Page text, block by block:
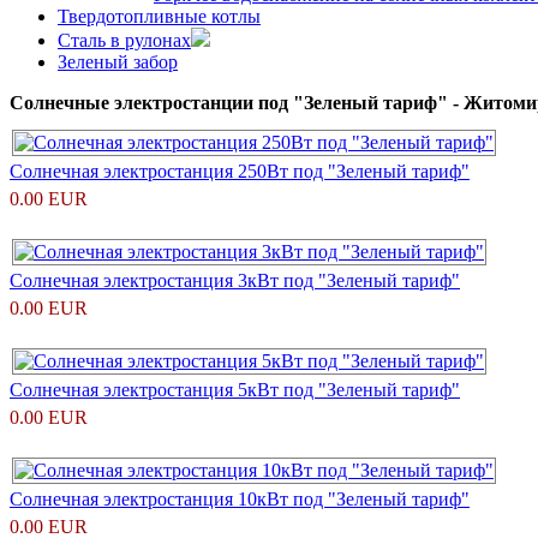
Твердотопливные котлы
Сталь в рулонах
Зеленый забор
Солнечные электростанции под "Зеленый тариф" -
Солнечная электростанция 250Вт под "Зеленый тариф"
0.00 EUR
Солнечная электростанция 3кВт под "Зеленый тариф"
0.00 EUR
Солнечная электростанция 5кВт под "Зеленый тариф"
0.00 EUR
Солнечная электростанция 10кВт под "Зеленый тариф"
0.00 EUR